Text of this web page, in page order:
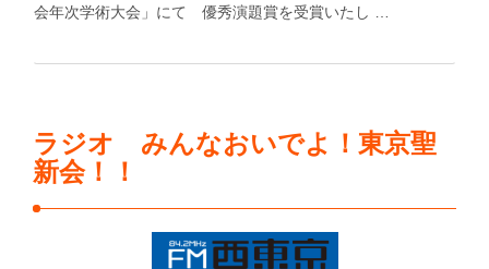
会年次学術大会」にて 優秀演題賞を受賞いたし …
ラジオ みんなおいでよ！東京聖
新会！！